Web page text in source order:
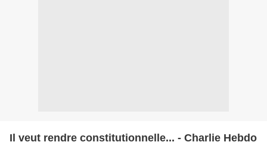
Il veut rendre constitutionnelle... - Charlie Hebdo